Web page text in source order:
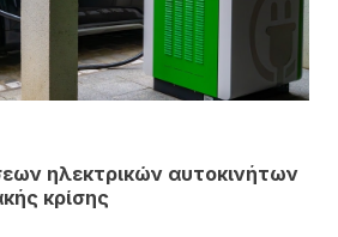
ηλεκτρικών αυτοκινήτων
κρίσης